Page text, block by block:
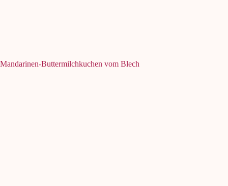
Mandarinen-Buttermilchkuchen vom Blech